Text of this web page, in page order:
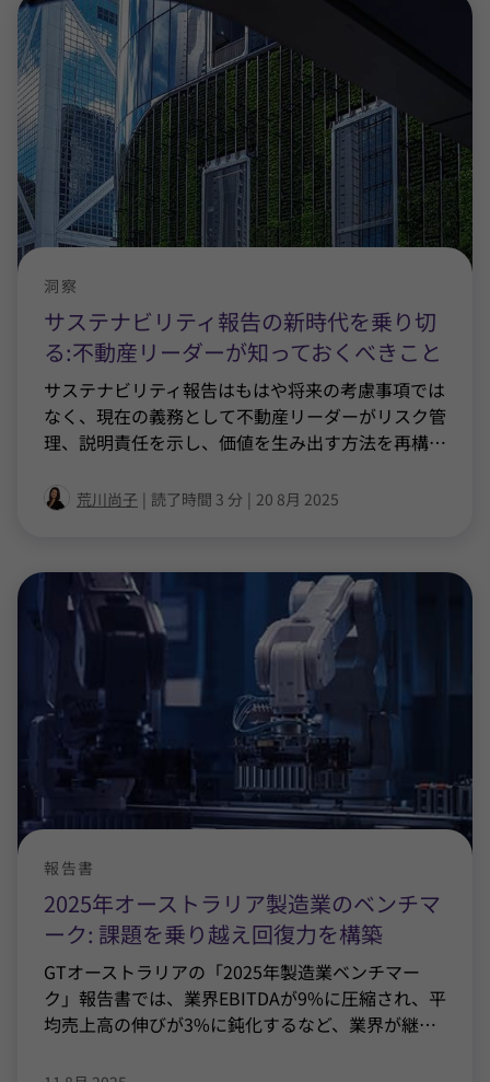
サステナビリティ報告の新時代を乗り切
る:不動産リーダーが知っておくべきこと
洞察
サステナビリティ報告はもはや将来の考慮事項では
なく、現在の義務として不動産リーダーがリスク管
理、説明責任を示し、価値を生み出す方法を再構…
荒川尚子 | 読了時間 3 分 | 20 8月 2025
2025年オーストラリア製造業のベンチマ
ーク: 課題を乗り越え回復力を構築
報告書
GTオーストラリアの「2025年製造業ベンチマー
ク」報告書では、業界EBITDAが9%に圧縮され、平
均売上高の伸びが3%に鈍化するなど、業界が継…